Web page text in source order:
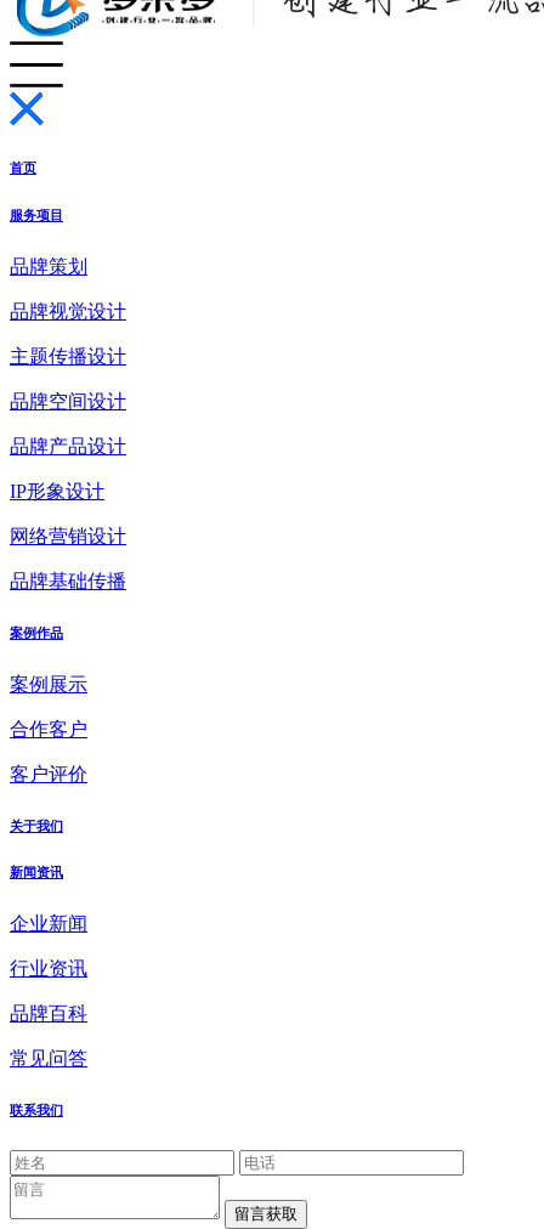
首页
服务项目
品牌策划
品牌视觉设计
主题传播设计
品牌空间设计
品牌产品设计
IP形象设计
网络营销设计
品牌基础传播
案例作品
案例展示
合作客户
客户评价
关于我们
新闻资讯
企业新闻
行业资讯
品牌百科
常见问答
联系我们